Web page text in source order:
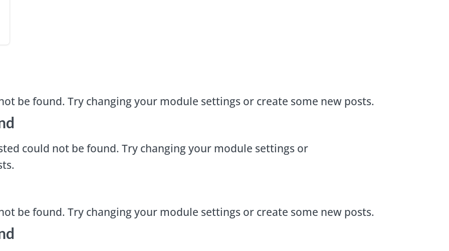
be found. Try changing your module settings or create some new posts.
could not be found. Try changing your module settings or
be found. Try changing your module settings or create some new posts.